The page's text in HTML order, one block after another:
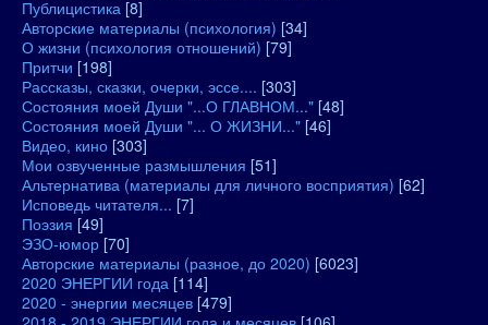
Публицистика [8]
Авторские материалы (психология) [34]
О жизни (психология отношений) [79]
Притчи [198]
Рассказы, сказки, очерки, эссе.... [303]
Состояния моей Души "...О ГЛАВНОМ..." [48]
Состояния моей Души "... О ЖИЗНИ..." [46]
Видео, кино [303]
Мои озвученные размышления [51]
Альтернатива (материалы для личного восприятия) [62]
Исповедь читателя... [7]
Поэзия [49]
ЭЗО-юмор [70]
Авторские материалы (разное, до 2020) [6023]
2020 ЭНЕРГИИ года [114]
2020 - энергии месяцев [479]